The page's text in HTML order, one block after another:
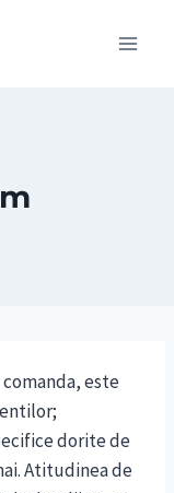
este
dorite de
Atitudinea de